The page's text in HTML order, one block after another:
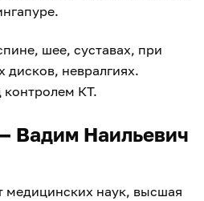
шее, суставах, при
дисков, невралгиях.
КТ.
Вадим Наильевич
медицинских наук, высшая